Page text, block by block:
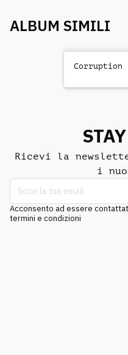
ALBUM SIMILI
Corruption
Ricevi la
i
Acconsento ad essere
termini e condizioni